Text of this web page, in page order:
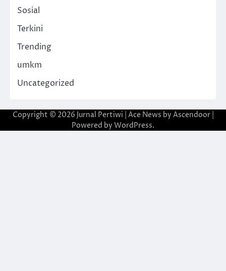
Sosial
Terkini
Trending
umkm
Uncategorized
Copyright © 2026 Jurnal Pertiwi | Ace News by Ascendoor|
Powered by WordPress.